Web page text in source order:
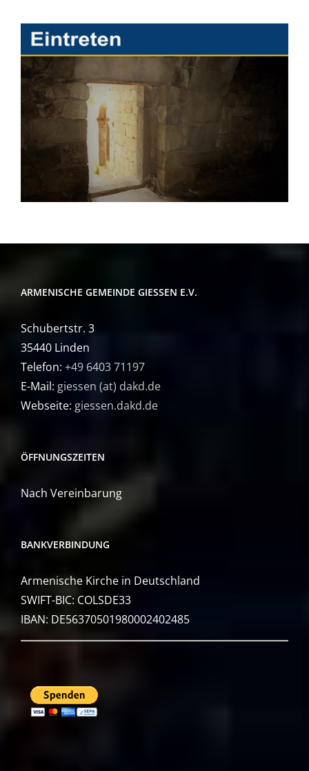
ARMENISCHE GEMEINDE GIESSEN E.V.
Schubertstr. 3
35440 Linden
Telefon: +49 6403 71197
E-Mail: giessen (at) dakd.de
Webseite: giessen.dakd.de
ÖFFNUNGSZEITEN
Nach Vereinbarung
BANKVERBINDUNG
Armenische Kirche in Deutschland
SWIFT-BIC: COLSDE33
IBAN: DE56370501980002402485